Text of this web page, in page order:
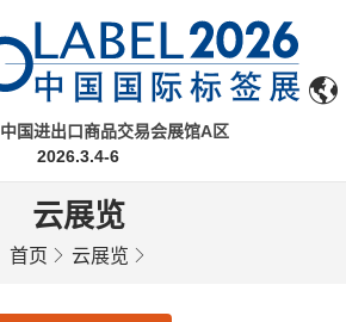
中国进出口商品交易会展馆A区
2026.3.4-6
云展览
首页 云展览